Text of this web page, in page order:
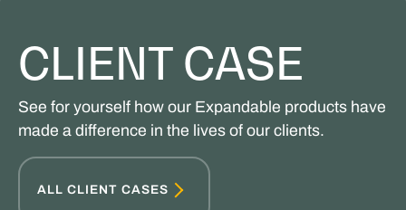
CLIENT CASE
See for yourself how our Expandable products have
made a difference in the lives of our clients.
ALL CLIENT CASES